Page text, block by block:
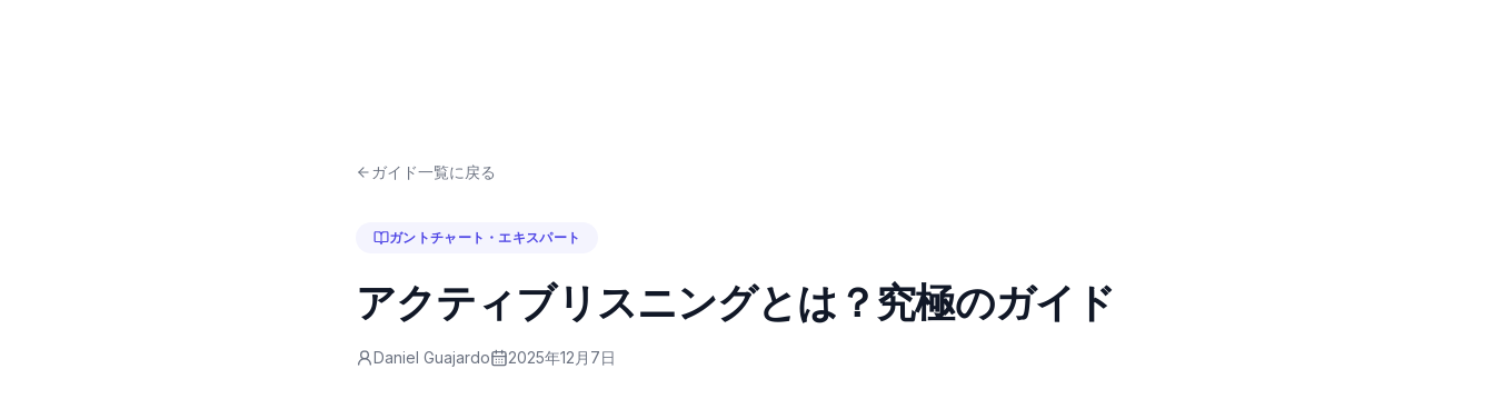
ガイド一覧に戻る
ガントチャート・エキスパート
アクティブリスニングとは？究極のガイド
Daniel Guajardo 2025年12月7日